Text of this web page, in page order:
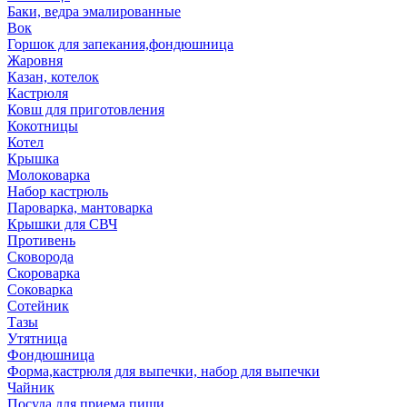
Баки, ведра эмалированные
Вок
Горшок для запекания,фондюшница
Жаровня
Казан, котелок
Кастрюля
Ковш для приготовления
Кокотницы
Котел
Крышка
Молоковарка
Набор кастрюль
Пароварка, мантоварка
Крышки для СВЧ
Противень
Сковорода
Скороварка
Соковарка
Сотейник
Тазы
Утятница
Фондюшница
Форма,кастрюля для выпечки, набор для выпечки
Чайник
Посуда для приема пищи